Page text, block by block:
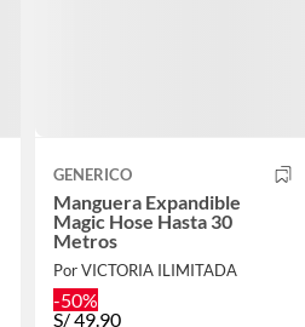
GENERICO
Manguera Expandible
Magic Hose Hasta 30
Metros
Por VICTORIA ILIMITADA
-50%
S/49.90